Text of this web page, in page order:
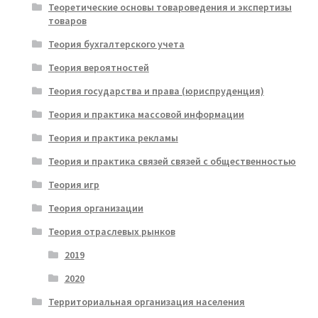
Теоретические основы товароведения и экспертизы
товаров
Теория бухгалтерского учета
Теория вероятностей
Теория государства и права (юриспруденция)
Теория и практика массовой информации
Теория и практика рекламы
Теория и практика связей связей с общественностью
Теория игр
Теория организации
Теория отраслевых рынков
2019
2020
Территориальная организация населения